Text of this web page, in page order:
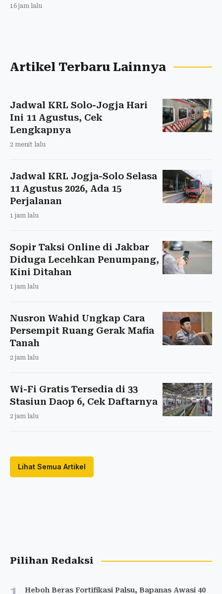
16 jam lalu
Artikel Terbaru Lainnya
Jadwal KRL Solo-Jogja Hari
Ini 11 Agustus, Cek
Lengkapnya
2 menit lalu
Jadwal KRL Jogja-Solo Selasa
11 Agustus 2026, Ada 15
Perjalanan
1 jam lalu
Sopir Taksi Online di Jakbar
Diduga Lecehkan Penumpang,
Kini Ditahan
1 jam lalu
Nusron Wahid Ungkap Cara
Persempit Ruang Gerak Mafia
Tanah
2 jam lalu
Wi-Fi Gratis Tersedia di 33
Stasiun Daop 6, Cek Daftarnya
2 jam lalu
Lihat Semua Artikel
Pilihan Redaksi
Heboh Beras Fortifikasi Palsu, Bapanas Awasi 40